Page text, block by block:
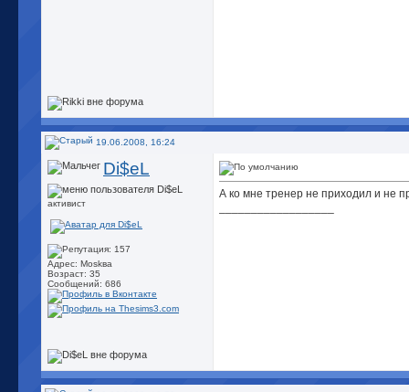
19.06.2008, 16:24
Di$eL
активист
Адрес: Моskва
Возраст: 35
Сообщений: 686
А ко мне тренер не приходил и не